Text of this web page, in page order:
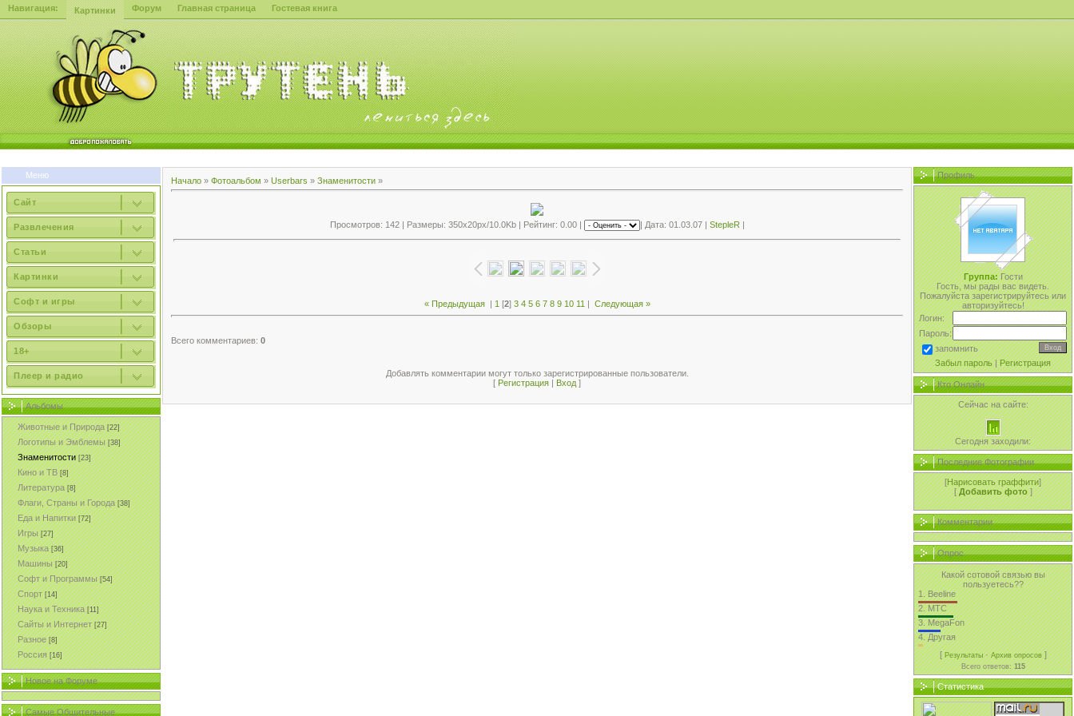
Навигация: Картинки Форум Главная страница Гостевая книга
Меню
Сайт
Развлечения
Статьи
Картинки
Софт и игры
Обзоры
18+
Плеер и радио
Альбомы
Животные и Природа [22]
Логотипы и Эмблемы [38]
Знаменитости [23]
Кино и ТВ [8]
Литература [8]
Флаги, Страны и Города [38]
Еда и Напитки [72]
Игры [27]
Музыка [36]
Машины [20]
Софт и Программы [54]
Спорт [14]
Наука и Техника [11]
Сайты и Интернет [27]
Разное [8]
Россия [16]
Новое на Форуме
Самые Общительные
Начало » Фотоальбом » Userbars » Знаменитости »
Просмотров: 142 | Размеры: 350x20px/10.0Kb | Рейтинг: 0.00 | | Дата: 01.03.07 | StepleR |
« Предыдущая| 1 [2] 3 4 5 6 7 8 9 10 11 | Следующая »
Всего комментариев: 0
Добавлять комментарии могут только зарегистрированные пользователи.
[ Регистрация Вход ]
Профиль
Группа:Гости
Гость, мы рады вас видеть.
Пожалуйста зарегистрируйтесь или
авторизуйтесь!
Логин:
Пароль:
запомнить
Забыл пароль|Регистрация
Кто Онлайн
Сейчас на сайте:
Сегодня заходили:
Последние Фотографии
[Нарисовать граффити]
[Добавить фото ]
Комментарии
Опрос
Какой сотовой связью вы
пользуетесь??
1.Beeline
2.MTC
3.MegaFon
4.Другая
[Результаты·Архив опросов]
Всего ответов:115
Статистика